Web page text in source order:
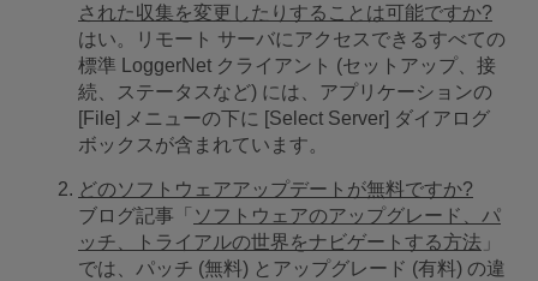
された収集を変更したりすることは可能ですか?
はい。リモート サーバにアクセスできるすべての
標準 LoggerNet クライアント (セットアップ、接
続、ステータスなど) には、アプリケーションの
[File] メニューの下に [Select Server] ダイアログ
ボックスが含まれています。
どのソフトウェアアップデートが無料ですか?
ブログ記事「 ソフトウェアのアップグレード、パ
ッチ、トライアルの世界をナビゲートする方法 」
では、パッチ (無料) とアップグレード (有料) の違